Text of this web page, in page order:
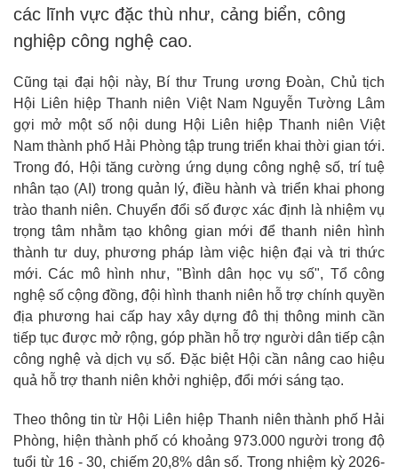
các lĩnh vực đặc thù như, cảng biển, công
nghiệp công nghệ cao.
Cũng tại đại hội này, Bí thư Trung ương Đoàn, Chủ tịch
Hội Liên hiệp Thanh niên Việt Nam Nguyễn Tường Lâm
gợi mở một số nội dung Hội Liên hiệp Thanh niên Việt
Nam thành phố Hải Phòng tập trung triển khai thời gian tới.
Trong đó, Hội tăng cường ứng dụng công nghệ số, trí tuệ
nhân tạo (AI) trong quản lý, điều hành và triển khai phong
trào thanh niên. Chuyển đổi số được xác định là nhiệm vụ
trọng tâm nhằm tạo không gian mới để thanh niên hình
thành tư duy, phương pháp làm việc hiện đại và tri thức
mới. Các mô hình như, "Bình dân học vụ số", Tổ công
nghệ số cộng đồng, đội hình thanh niên hỗ trợ chính quyền
địa phương hai cấp hay xây dựng đô thị thông minh cần
tiếp tục được mở rộng, góp phần hỗ trợ người dân tiếp cận
công nghệ và dịch vụ số. Đặc biệt Hội cần nâng cao hiệu
quả hỗ trợ thanh niên khởi nghiệp, đổi mới sáng tạo.
Theo thông tin từ Hội Liên hiệp Thanh niên thành phố Hải
Phòng, hiện thành phố có khoảng 973.000 người trong độ
tuổi từ 16 - 30, chiếm 20,8% dân số. Trong nhiệm kỳ 2026-